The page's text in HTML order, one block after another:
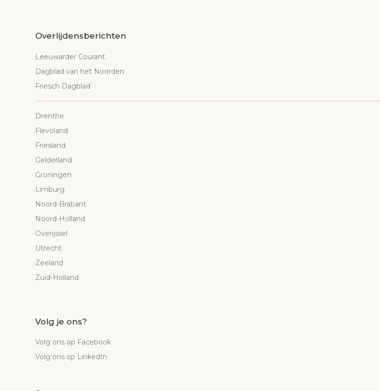
Overlijdensberichten
Leeuwarder Courant
Dagblad van het Noorden
Friesch Dagblad
Drenthe
Flevoland
Friesland
Gelderland
Groningen
Limburg
Noord-Brabant
Noord-Holland
Overijssel
Utrecht
Zeeland
Zuid-Holland
Volg je ons?
Volg ons op Facebook
Volg ons op LinkedIn